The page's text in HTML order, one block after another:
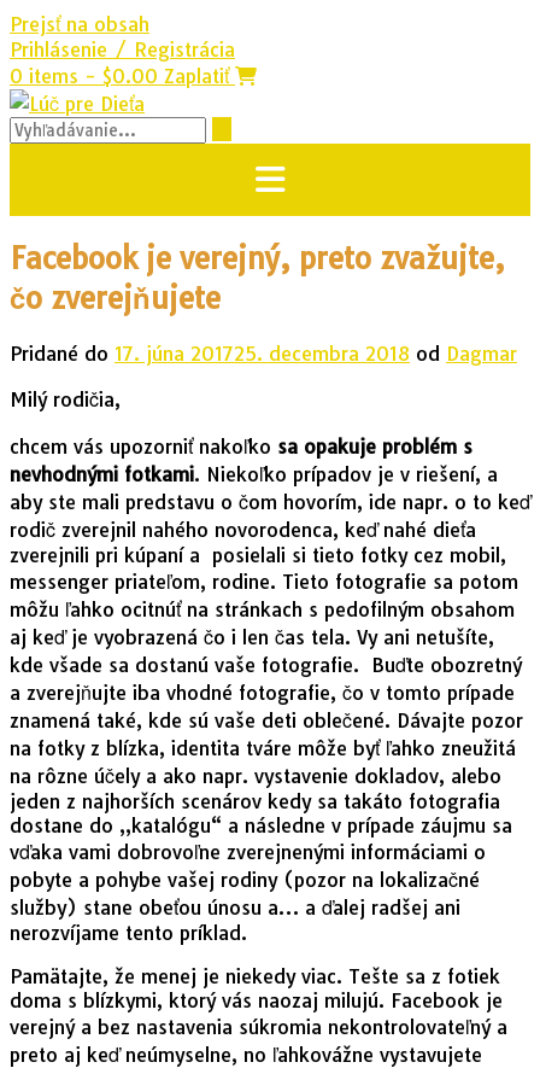
Prejsť na obsah
Prihlásenie / Registrácia
0 items - $0.00 Zaplatiť
Facebook je verejný, preto zvažujte,
čo zverejňujete
Pridané do 17. júna 201725. decembra 2018 od Dagmar
Milý rodičia,
chcem vás upozorniť nakoľko sa opakuje problém s
nevhodnými fotkami. Niekoľko prípadov je v riešení, a
aby ste mali predstavu o čom hovorím, ide napr. o to keď
rodič zverejnil nahého novorodenca, keď nahé dieťa
zverejnili pri kúpaní a posielali si tieto fotky cez mobil,
messenger priateľom, rodine. Tieto fotografie sa potom
môžu ľahko ocitnúť na stránkach s pedofilným obsahom
aj keď je vyobrazená čo i len čas tela. Vy ani netušíte,
kde všade sa dostanú vaše fotografie. Buďte obozretný
a zverejňujte iba vhodné fotografie, čo v tomto prípade
znamená také, kde sú vaše deti oblečené. Dávajte pozor
na fotky z blízka, identita tváre môže byť ľahko zneužitá
na rôzne účely a ako napr. vystavenie dokladov, alebo
jeden z najhorších scenárov kedy sa takáto fotografia
dostane do „katalógu“ a následne v prípade záujmu sa
vďaka vami dobrovoľne zverejnenými informáciami o
pobyte a pohybe vašej rodiny (pozor na lokalizačné
služby) stane obeťou únosu a… a ďalej radšej ani
nerozvíjame tento príklad.
Pamätajte, že menej je niekedy viac. Tešte sa z fotiek
doma s blízkymi, ktorý vás naozaj milujú. Facebook je
verejný a bez nastavenia súkromia nekontrolovateľný a
preto aj keď neúmyselne, no ľahkovážne vystavujete